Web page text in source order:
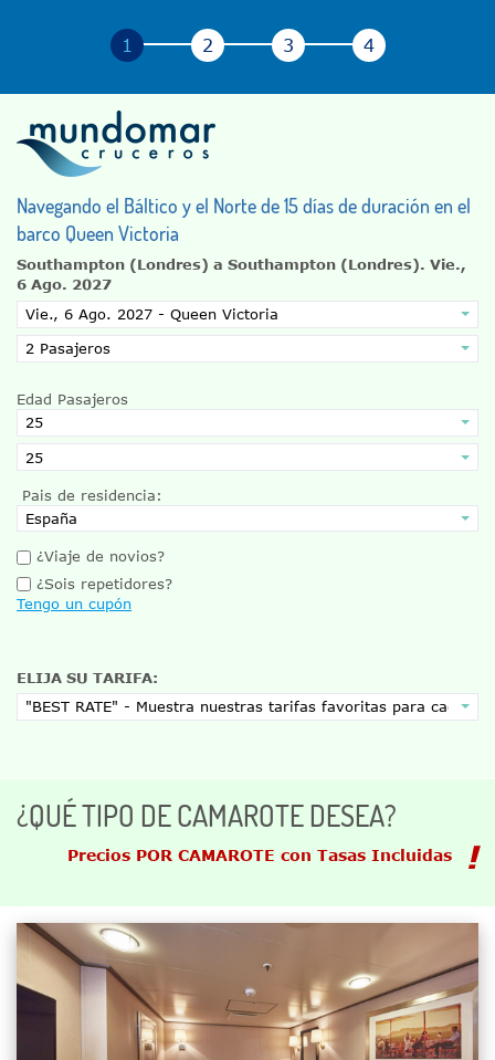
Navegando el Báltico y el Norte de 15 días de duración en el
barco Queen Victoria
Southampton (Londres) a Southampton (Londres). Vie.,
6 Ago. 2027
Edad Pasajeros
Pais de residencia:
¿Viaje de novios?
¿Sois repetidores?
Tengo un cupón
ELIJA SU TARIFA:
¿QUÉ TIPO DE CAMAROTE DESEA?
Precios POR CAMAROTE con Tasas Incluidas